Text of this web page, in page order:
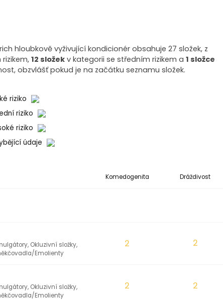
hloubkově vyživující kondicionér obsahuje 27 složek, z
rizikem,12 složek v kategorii se středním rizikem a1 složce
obzvlášť pokud je na začátku seznamu složek.
riziko
riziko
riziko
údaje
Komedogenita Dráždivost
Okluzivní složky,
Emolienty
2 2
Okluzivní složky,
Emolienty
2 2